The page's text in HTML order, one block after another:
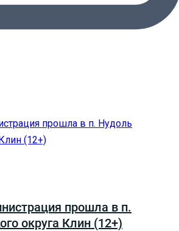
прошла в п.
округа Клин (12+)